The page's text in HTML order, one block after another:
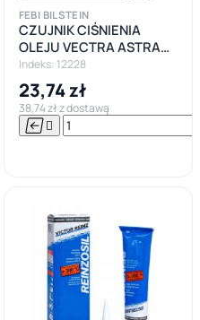


FEBI BILSTEIN
CZUJNIK CIŚNIENIA
OLEJU VECTRA ASTRA
1.3 1.9 CDTI
Indeks: 12228
23,74 zł
38,74 zł z dostawą
 